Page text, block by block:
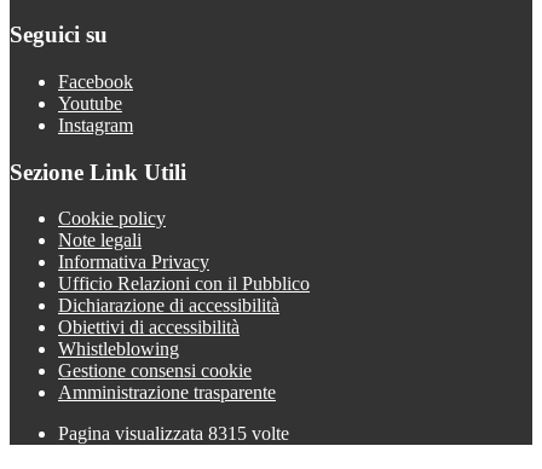
Seguici su
Facebook
Youtube
Instagram
Sezione Link Utili
Cookie policy
Note legali
Informativa Privacy
Ufficio Relazioni con il Pubblico
Dichiarazione di accessibilità
Obiettivi di accessibilità
Whistleblowing
Gestione consensi cookie
Amministrazione trasparente
Pagina visualizzata 8315 volte